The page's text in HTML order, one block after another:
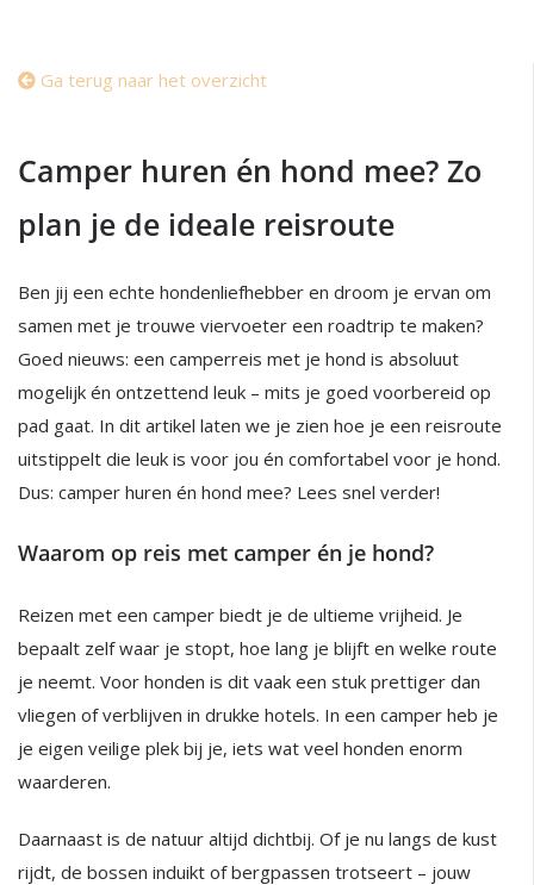
Ga terug naar het overzicht
Camper huren én hond mee? Zo
plan je de ideale reisroute
Ben jij een echte hondenliefhebber en droom je ervan om
samen met je trouwe viervoeter een roadtrip te maken?
Goed nieuws: een camperreis met je hond is absoluut
mogelijk én ontzettend leuk – mits je goed voorbereid op
pad gaat. In dit artikel laten we je zien hoe je een reisroute
uitstippelt die leuk is voor jou én comfortabel voor je hond.
Dus: camper huren én hond mee? Lees snel verder!
Waarom op reis met camper én je hond?
Reizen met een camper biedt je de ultieme vrijheid. Je
bepaalt zelf waar je stopt, hoe lang je blijft en welke route
je neemt. Voor honden is dit vaak een stuk prettiger dan
vliegen of verblijven in drukke hotels. In een camper heb je
je eigen veilige plek bij je, iets wat veel honden enorm
waarderen.
Daarnaast is de natuur altijd dichtbij. Of je nu langs de kust
rijdt, de bossen induikt of bergpassen trotseert – jouw